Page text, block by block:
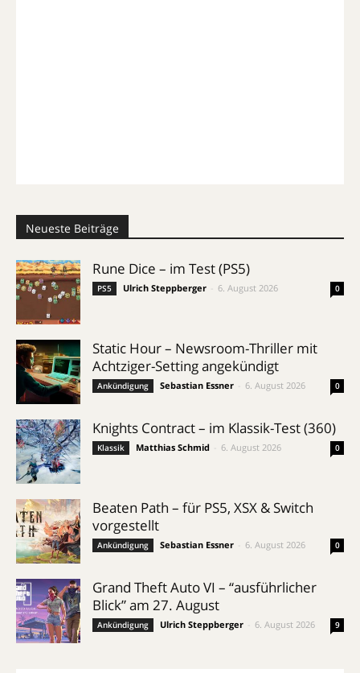
Neueste Beiträge
Rune Dice – im Test (PS5)
PS5 Ulrich Steppberger 6. August 2026 0
Static Hour – Newsroom-Thriller mit
Achtziger-Setting angekündigt
Ankündigung Sebastian Essner 6. August 2026 0
Knights Contract – im Klassik-Test (360)
Klassik Matthias Schmid 6. August 2026 0
Beaten Path – für PS5, XSX & Switch
vorgestellt
Ankündigung Sebastian Essner 6. August 2026 0
Grand Theft Auto VI – “ausführlicher
Blick” am 27. August
Ankündigung Ulrich Steppberger 6. August 2026 9